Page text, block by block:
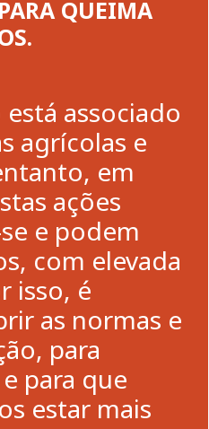
QUEIMA
associado
agrícolas e
em
ações
e podem
com elevada
isso, é
as normas e
para
para que
estar mais